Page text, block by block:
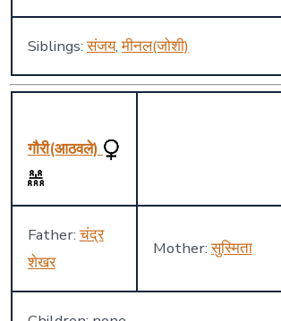
Siblings:संजय,मीनल(जोशी)
गौरी(आठवले)
Father:चंद्र
शेखर
Mother:सुस्मिता